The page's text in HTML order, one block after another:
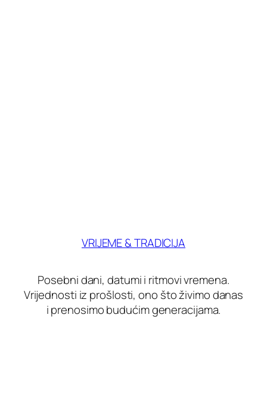
VRIJEME & TRADICIJA
Posebni dani, datumi i ritmovi vremena.
Vrijednosti iz prošlosti, ono što živimo danas
i prenosimo budućim generacijama.